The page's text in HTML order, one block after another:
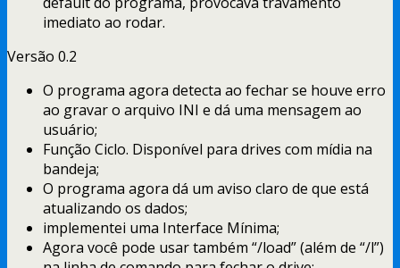
imediato ao rodar.
Versão 0.2
O programa agora detecta ao fechar se houve erro
ao gravar o arquivo INI e dá uma mensagem ao
usuário;
Função Ciclo. Disponível para drives com mídia na
bandeja;
O programa agora dá um aviso claro de que está
atualizando os dados;
implementei uma Interface Mínima;
Agora você pode usar também “/load” (além de “/l”)